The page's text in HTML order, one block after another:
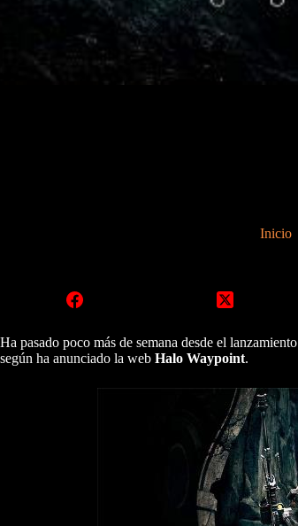
Inicio
Ha pasado poco más de semana desde el
según ha anunciado la web Halo Waypoint.